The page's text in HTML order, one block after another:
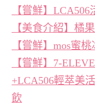
【嘗鮮】
【美食介紹】橘
【嘗鮮】mos蜜
【嘗鮮】7-
+LCA506輕萃美
飲